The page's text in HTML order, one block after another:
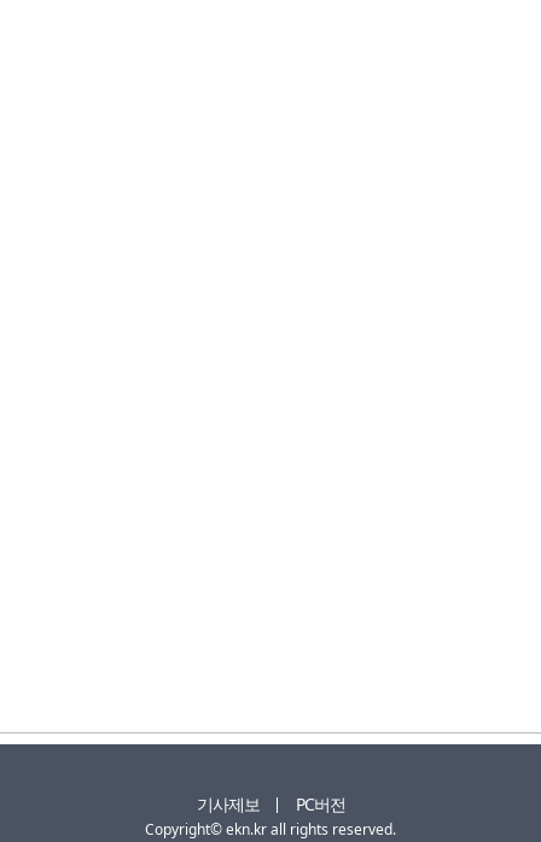
기사제보 PC버전
Copyright© ekn.kr all rights reserved.